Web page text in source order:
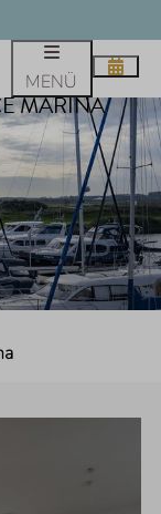
MENÜ
MARINA